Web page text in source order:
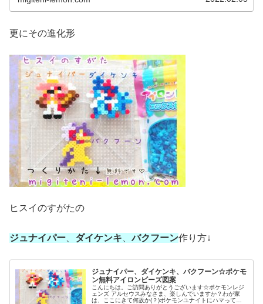
更にその進化形
ヒスイのすがたの
ジュナイパー ダイケンキ 、バクフーン作り方↓
ジュナイパー、ダイケンキ、バクフーン☆ポケモ
ン無料アイロンビーズ図案
こんにちは。ご訪問ありがとうございます☆ポケモンレジ
ェンズ アルセウスみなさま、楽しんでいますか？わが家
は、ここにきて何故か(？)ポケモンユナイトにハマって沼